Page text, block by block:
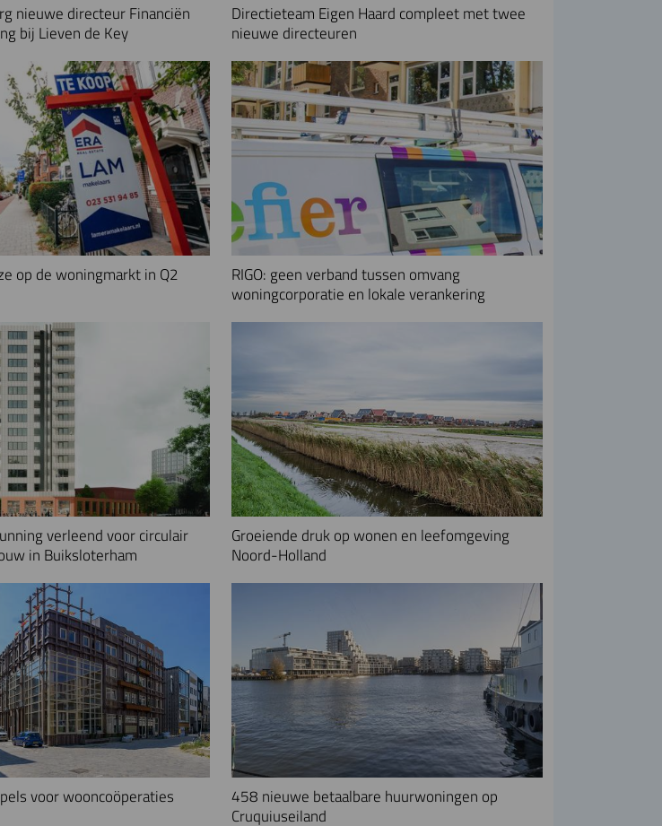
nieuwe directeur Financiën
bij Lieven de Key
Directieteam Eigen Haard compleet met twee
nieuwe directeuren
op de woningmarkt in Q2
RIGO: geen verband tussen omvang
woningcorporatie en lokale verankering
verleend voor circulair
in Buiksloterham
Groeiende druk op wonen en leefomgeving
Noord-Holland
voor wooncoöperaties
458 nieuwe betaalbare huurwoningen op
Cruquiuseiland